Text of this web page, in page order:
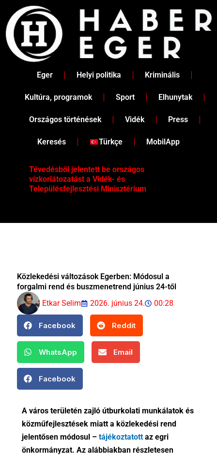
content
Eger Helyi politika Kriminális
Kultúra, programok Sport Elhunytak
Országos történések Vidék Press
Keresés Türkçe MobilApp
Tévedésből jelentett be országos
vízkorlátozatást a Vidék- és
Településfejlesztési Minisztérium
Közlekedési változások Egerben: Módosul a
forgalmi rend és buszmenetrend június 24-től
Etkar Selim
2026. június 24. 00:28
Facebook Reddit
WhatsApp Email
Facebook
A város területén zajló útburkolati munkálatok és
közműfejlesztések miatt a közlekedési rend
jelentősen módosul –tájékoztatott az egri
önkormányzat. Az alábbiakban részletesen